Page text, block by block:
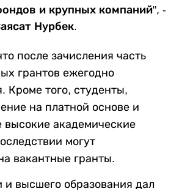
и крупных компаний", -
Нурбек.
после зачисления часть
грантов ежегодно
Кроме того, студенты,
на платной основе и
академические
могут
вакантные гранты.
и высшего образования дал